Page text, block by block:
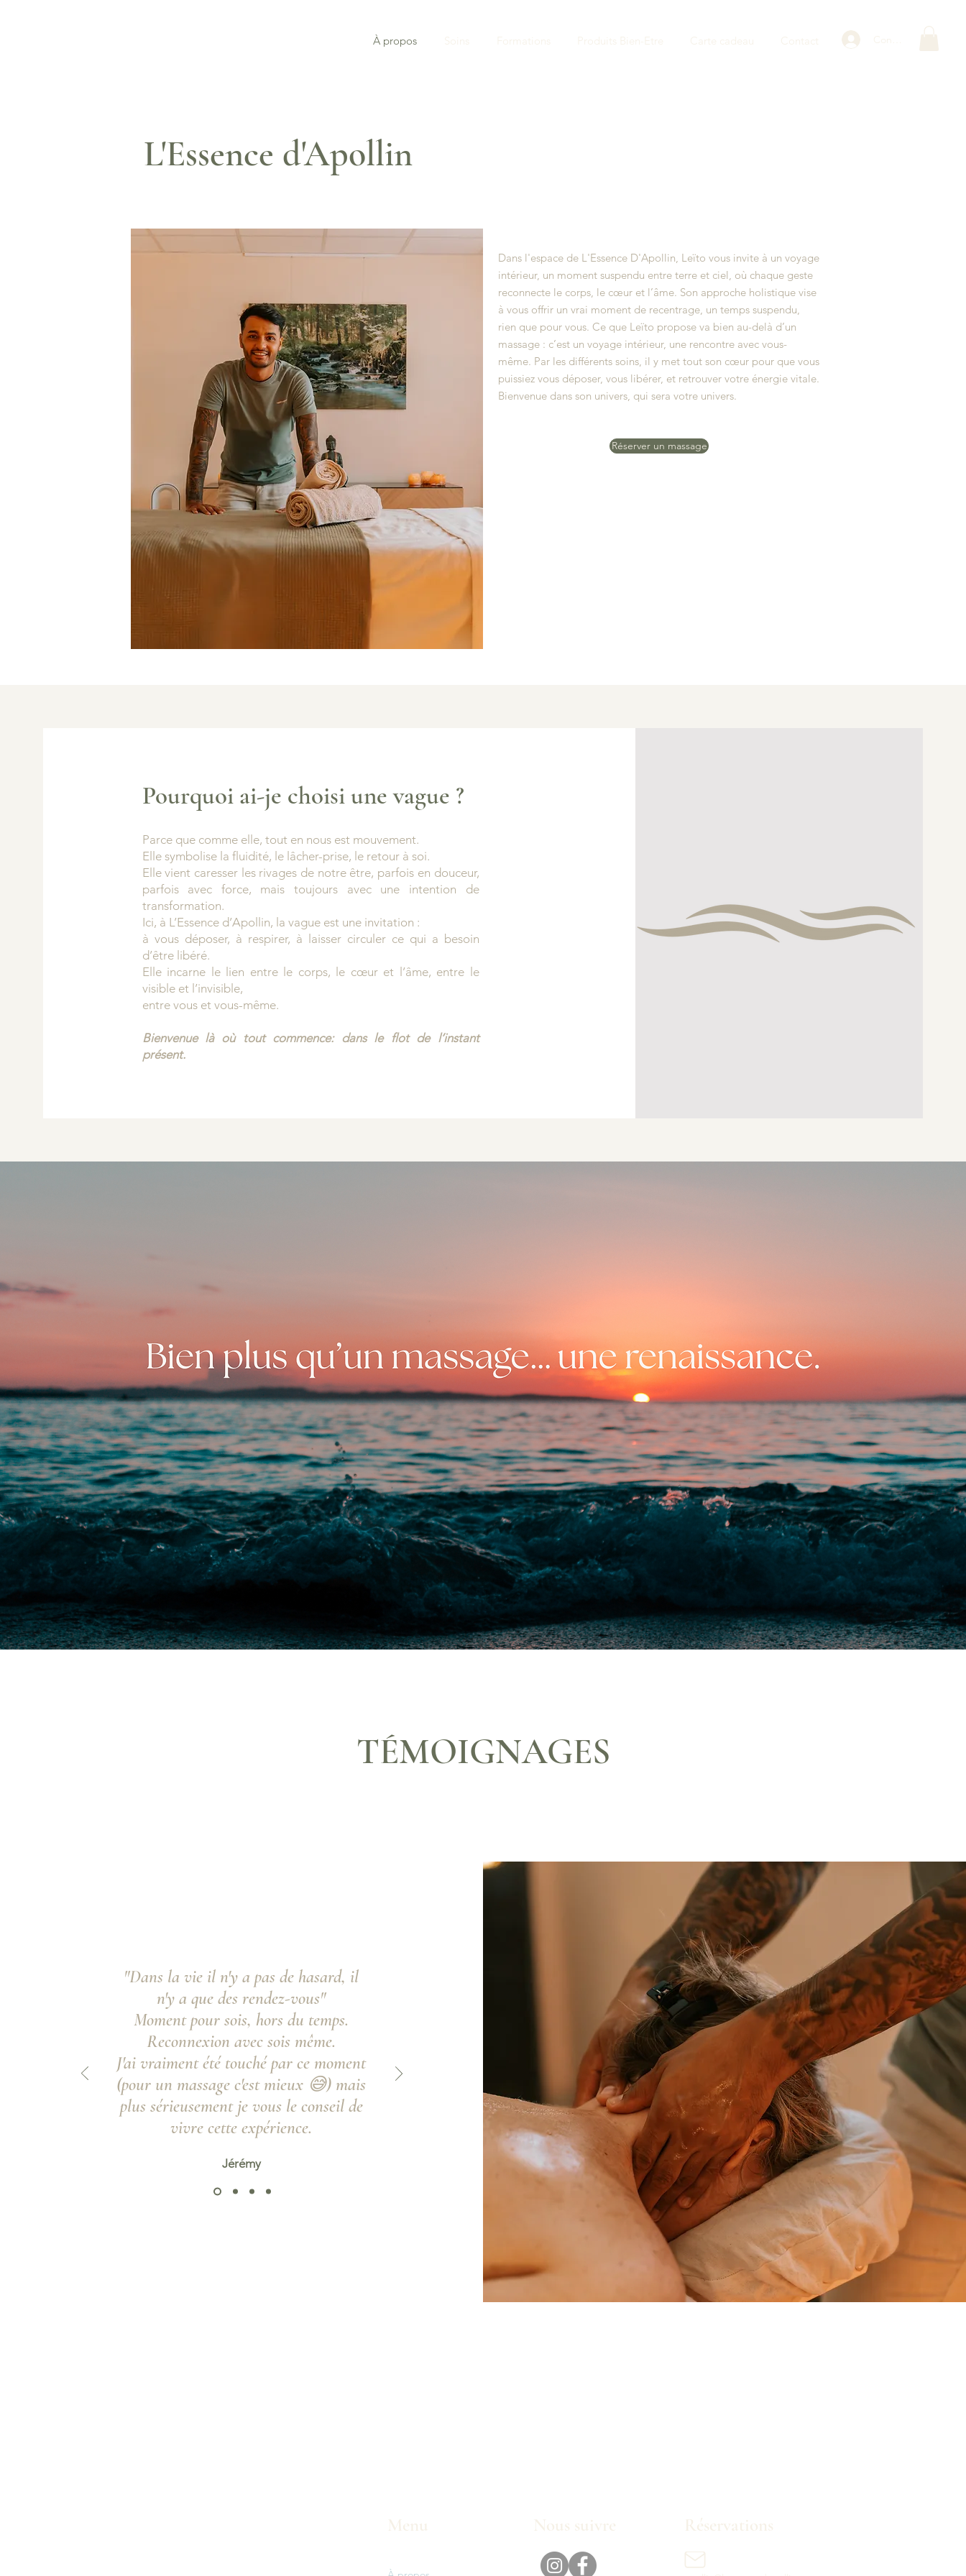
À propos Soins Formations Produits Bien-Etre Carte cadeau Contact
L'Essence d'Apollin
Dans l'espace de L'Essence D'Apollin, Leïto vous invite à un voyage
intérieur, un moment suspendu entre terre et ciel, où chaque geste
reconnecte le corps, le cœur et l’âme. Son approche holistique vise
à vous offrir un vrai moment de recentrage, un temps suspendu,
rien que pour vous. Ce que Leïto propose va bien au-delà d’un
massage : c’est un voyage intérieur, une rencontre avec vous-
même. Par les différents soins, il y met tout son cœur pour que vous
puissiez vous déposer, vous libérer, et retrouver votre énergie vitale.
Bienvenue dans son univers, qui sera votre univers.
Réserver un massage
Pourquoi ai-je choisi une vague ?
Parce que comme elle, tout en nous est mouvement.
Elle symbolise la fluidité, le lâcher-prise, le retour à soi.
Elle vient caresser les rivages de notre être, parfois en douceur,
parfois avec force, mais toujours avec une intention de
transformation.
Ici, à L’Essence d’Apollin, la vague est une invitation :
à vous déposer, à respirer, à laisser circuler ce qui a besoin
d’être libéré.
Elle incarne le lien entre le corps, le cœur et l’âme, entre le
visible et l’invisible,
entre vous et vous-même.
Bienvenue là où tout commence: dans le flot de l’instant
présent.
TÉMOIGNAGES
"Dans la vie il n'y a pas de hasard, il
n'y a que des rendez-vous"
Moment pour sois, hors du temps.
Reconnexion avec sois même.
J'ai vraiment été touché par ce moment
(pour un massage c'est mieux 😅) mais
plus sérieusement je vous le conseil de
vivre cette expérience.
Jérémy
Menu Nous suivre Réservations